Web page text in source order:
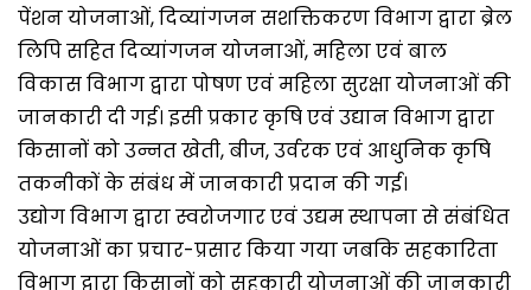
पेंशन योजनाओं, दिव्यांगजन सशक्तिकरण विभाग द्वारा ब्रेल
लिपि सहित दिव्यांगजन योजनाओं, महिला एवं बाल
विकास विभाग द्वारा पोषण एवं महिला सुरक्षा योजनाओं की
जानकारी दी गई। इसी प्रकार कृषि एवं उद्यान विभाग द्वारा
किसानों को उन्नत खेती, बीज, उर्वरक एवं आधुनिक कृषि
तकनीकों के संबंध में जानकारी प्रदान की गई।
उद्योग विभाग द्वारा स्वरोजगार एवं उद्यम स्थापना से संबंधित
योजनाओं का प्रचार-प्रसार किया गया जबकि सहकारिता
विभाग द्वारा किसानों को सहकारी योजनाओं की जानकारी